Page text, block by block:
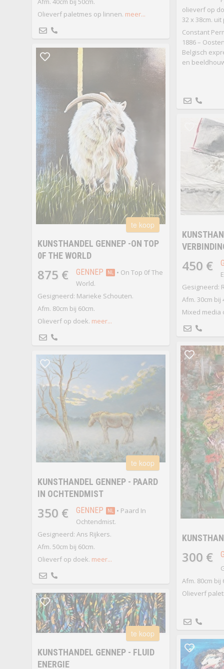
Olieverf paletmes op linnen. meer...
olieverf op
32 x 38cm.
Constant
1886 –
Belgisch
en
te koop
KUNSTHANDEL GENNEP -ON TOP
0F THE WORLD
875 € GENNEP NL • On Top 0f The
World.
Gesigneerd: Marieke Schouten.
Afm. 80cm bij 60cm.
Olieverf op doek. meer...
450 €
Gesigneerd:
Afm. 30cm bij
Mixed media
300 €
Afm. 80cm bij
Olieverf
te koop
KUNSTHANDEL GENNEP - PAARD
IN OCHTENDMIST
350 € GENNEP NL • Paard In
Ochtendmist.
Gesigneerd: Ans Rijkers.
Afm. 50cm bij 60cm.
Olieverf op doek. meer...
te koop
KUNSTHANDEL GENNEP - FLUID
ENERGIE